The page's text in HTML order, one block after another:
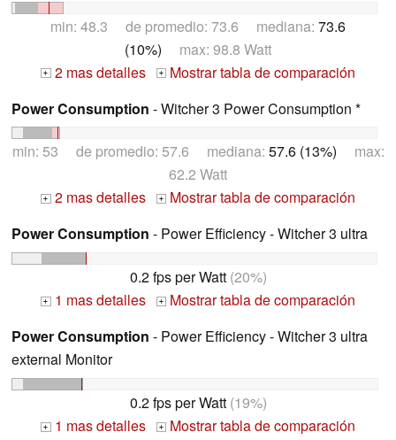
min: 48.3 de promedio: 73.6 mediana: 73.6
(10%) max: 98.8 Watt
+ 2 mas detalles +
Mostrar tabla de comparación
Power Consumption - Witcher 3 Power Consumption *
min: 53 de promedio: 57.6 mediana: 57.6 (13%) max:
62.2 Watt
+ 2 mas detalles +
Mostrar tabla de comparación
Power Consumption - Power Efficiency - Witcher 3 ultra
0.2 fps per Watt(20%)
+ 1 mas detalles +
Mostrar tabla de comparación
Power Consumption - Power Efficiency - Witcher 3 ultra
external Monitor
0.2 fps per Watt(19%)
+ 1 mas detalles + Mostrar tabla de comparación